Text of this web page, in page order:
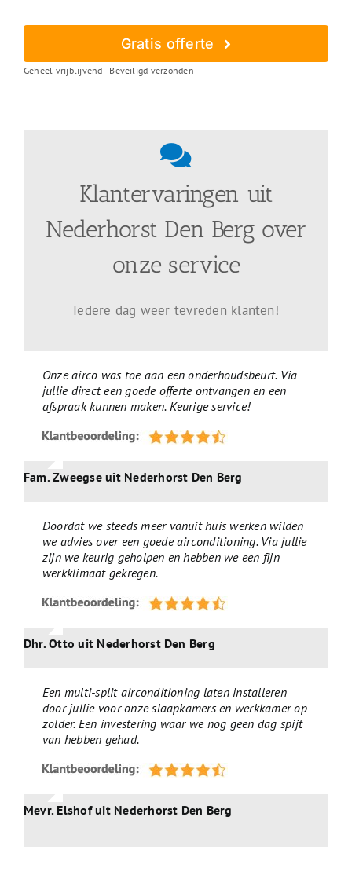
Gratis offerte
Geheel vrijblijvend - Beveiligd verzonden
Klantervaringen uit
Nederhorst Den Berg over
onze service
Iedere dag weer tevreden klanten!
Onze airco was toe aan een onderhoudsbeurt. Via
jullie direct een goede offerte ontvangen en een
afspraak kunnen maken. Keurige service!
Fam. Zweegse uit Nederhorst Den Berg
Doordat we steeds meer vanuit huis werken wilden
we advies over een goede airconditioning. Via jullie
zijn we keurig geholpen en hebben we een fijn
werkklimaat gekregen.
Dhr. Otto uit Nederhorst Den Berg
Een multi-split airconditioning laten installeren
door jullie voor onze slaapkamers en werkkamer op
zolder. Een investering waar we nog geen dag spijt
van hebben gehad.
Mevr. Elshof uit Nederhorst Den Berg